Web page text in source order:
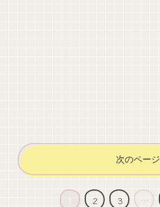
次のページ
2 3 …